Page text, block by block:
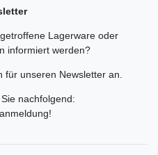
Lagerware oder
informiert werden?
für unseren Newsletter an.
nachfolgend:
!